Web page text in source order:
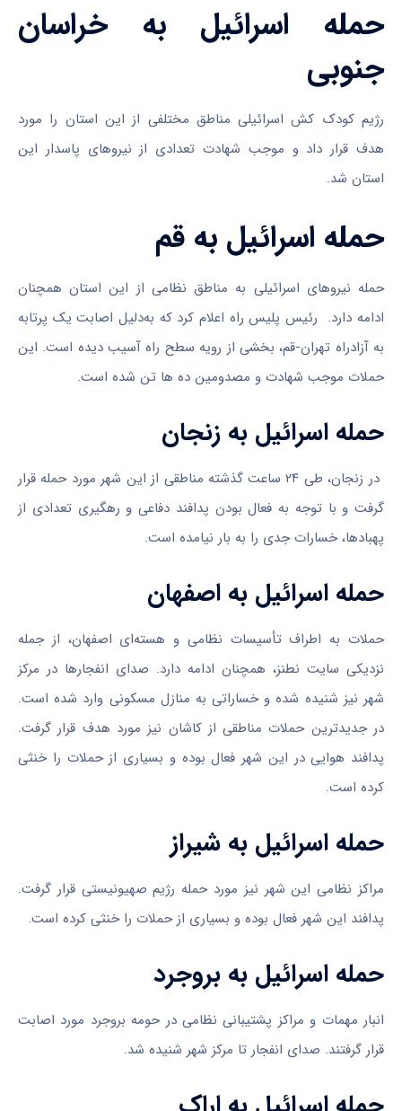
حمله اسرائیل به خراسان
جنوبی
رژیم کودک کش اسرائیلی مناطق مختلفی از این استان را مورد
هدف قرار داد و موجب شهادت تعدادی از نیروهای پاسدار این
استان شد.
حمله اسرائیل به قم
حمله نیروهای اسرائیلی به مناطق نظامی از این استان همچنان
ادامه دارد. رئیس پلیس راه اعلام کرد که به‌دلیل اصابت یک پرتابه
به آزادراه تهران-قم، بخشی از رویه سطح راه آسیب دیده است. این
حملات موجب شهادت و مصدومین ده ها تن شده است.
حمله اسرائیل به زنجان
در زنجان، طی ۲۴ ساعت گذشته مناطقی از این شهر مورد حمله قرار
گرفت و با توجه به فعال بودن پدافند دفاعی و رهگیری تعدادی از
پهبادها، خسارات جدی را به بار نیامده است.
حمله اسرائیل به اصفهان
حملات به اطراف تأسیسات نظامی و هسته‌ای اصفهان، از جمله
نزدیکی سایت نطنز، همچنان ادامه دارد. صدای انفجارها در مرکز
شهر نیز شنیده شده و خساراتی به منازل مسکونی وارد شده است.
در جدیدترین حملات مناطقی از کاشان نیز مورد هدف قرار گرفت.
پدافند هوایی در این شهر فعال بوده و بسیاری از حملات را خنثی
کرده است.
حمله اسرائیل به شیراز
مراکز نظامی این شهر نیز مورد حمله رژیم صهیونیستی قرار گرفت.
پدافند این شهر فعال بوده و بسیاری از حملات را خنثی کرده است.
حمله اسرائیل به بروجرد
انبار مهمات و مراکز پشتیبانی نظامی در حومه بروجرد مورد اصابت
قرار گرفتند. صدای انفجار تا مرکز شهر شنیده شد.